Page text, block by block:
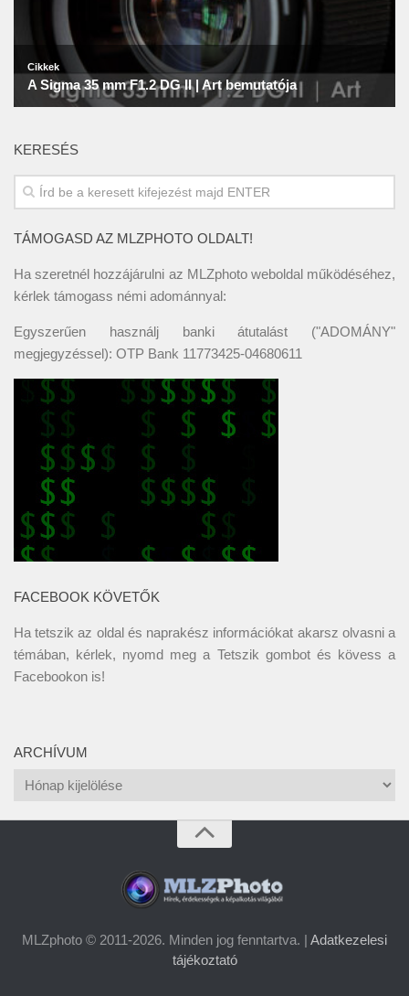
KERESÉS
TÁMOGASD AZ MLZPHOTO OLDALT!
Ha szeretnél hozzájárulni az MLZphoto weboldal működéséhez,
kérlek támogass némi adománnyal:
Egyszerűen használj banki átutalást ("ADOMÁNY"
megjegyzéssel): OTP Bank 11773425-04680611
FACEBOOK KÖVETŐK
Ha tetszik az oldal és naprakész információkat akarsz olvasni a
témában, kérlek, nyomd meg a Tetszik gombot és kövess a
Facebookon is!
ARCHÍVUM
Archívum
MLZphoto © 2011-2026. Minden jog fenntartva. | Adatkezelesi
tájékoztató